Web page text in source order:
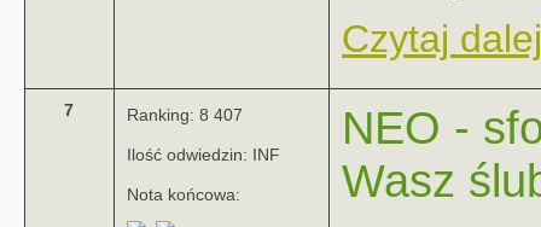
Czytaj
7 Ranking: 8 407
Ilość odwiedzin: INF
Nota końcowa:
NEO -
Wasz